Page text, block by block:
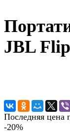
JBL
Последняя цена
-20%